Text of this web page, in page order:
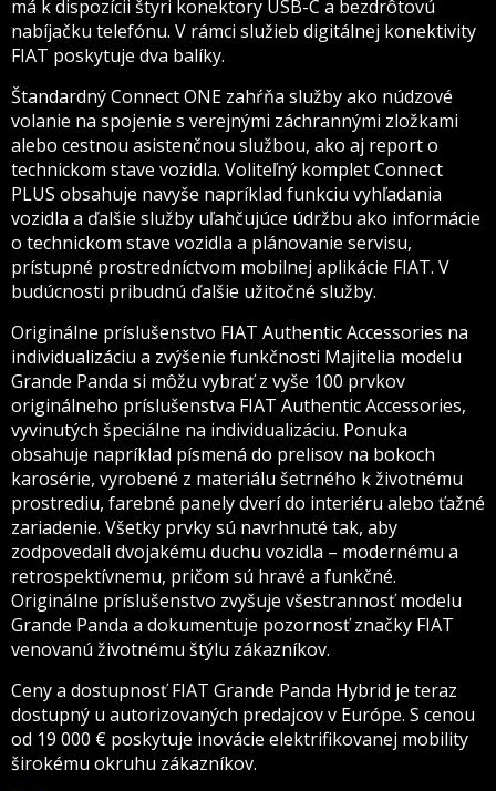
má k dispozícii štyri konektory USB-C a bezdrôtovú
nabíjačku telefónu. V rámci služieb digitálnej konektivity
FIAT poskytuje dva balíky.
Štandardný Connect ONE zahŕňa služby ako núdzové
volanie na spojenie s verejnými záchrannými zložkami
alebo cestnou asistenčnou službou, ako aj report o
technickom stave vozidla. Voliteľný komplet Connect
PLUS obsahuje navyše napríklad funkciu vyhľadania
vozidla a ďalšie služby uľahčujúce údržbu ako informácie
o technickom stave vozidla a plánovanie servisu,
prístupné prostredníctvom mobilnej aplikácie FIAT. V
budúcnosti pribudnú ďalšie užitočné služby.
Originálne príslušenstvo FIAT Authentic Accessories na
individualizáciu a zvýšenie funkčnosti Majitelia modelu
Grande Panda si môžu vybrať z vyše 100 prvkov
originálneho príslušenstva FIAT Authentic Accessories,
vyvinutých špeciálne na individualizáciu. Ponuka
obsahuje napríklad písmená do prelisov na bokoch
karosérie, vyrobené z materiálu šetrného k životnému
prostrediu, farebné panely dverí do interiéru alebo ťažné
zariadenie. Všetky prvky sú navrhnuté tak, aby
zodpovedali dvojakému duchu vozidla – modernému a
retrospektívnemu, pričom sú hravé a funkčné.
Originálne príslušenstvo zvyšuje všestrannosť modelu
Grande Panda a dokumentuje pozornosť značky FIAT
venovanú životnému štýlu zákazníkov.
Ceny a dostupnosť FIAT Grande Panda Hybrid je teraz
dostupný u autorizovaných predajcov v Európe. S cenou
od 19 000 € poskytuje inovácie elektrifikovanej mobility
širokému okruhu zákazníkov.